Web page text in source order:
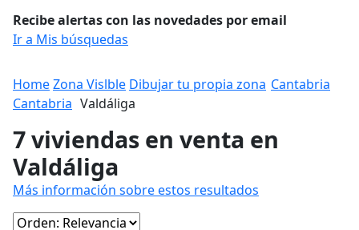
Recibe alertas con las novedades por email
Ir a Mis búsquedas
HomeZona Vislble Dibujar tu propia zona Cantabria
Cantabria Valdáliga
7 viviendas en venta en
Valdáliga
Más información sobre estos resultados